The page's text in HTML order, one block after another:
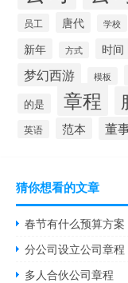
员工 唐代 学校
新年 方式 时间
梦幻西游 模板
的是 章程
英语 范本 董
猜你想看的文章
春节有什么预算方案
分公司设立公司章程
多人合伙公司章程